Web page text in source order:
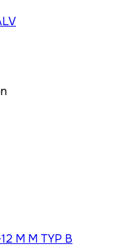
M M TYP B